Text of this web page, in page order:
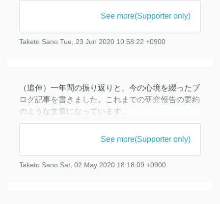
5月末に緊急事態宣言が解除され、6月から子供の通
業式を迎え、今は毎日幼稚園に通えています。親に
在宅期間中の前向きな成果として、家全
See more(Supporter only)
Taketo Sano Tue, 23 Jun 2020 10:58:22 +0900
（追伸）一年間の振り返りと、今の心境を綴ったブ
ログ記事を書きました。これまでの研究報告の要約
のような文章になっています。
課程・博士課程の修了生に文章で贈った祝辞を紹介
させて頂きました。僕はこの文章でとても力をもら
ったので、その部分だけでもぜひ皆さんにも読んで
See more(Supporter only)
Taketo Sano Sat, 02 May 2020 18:18:09 +0900